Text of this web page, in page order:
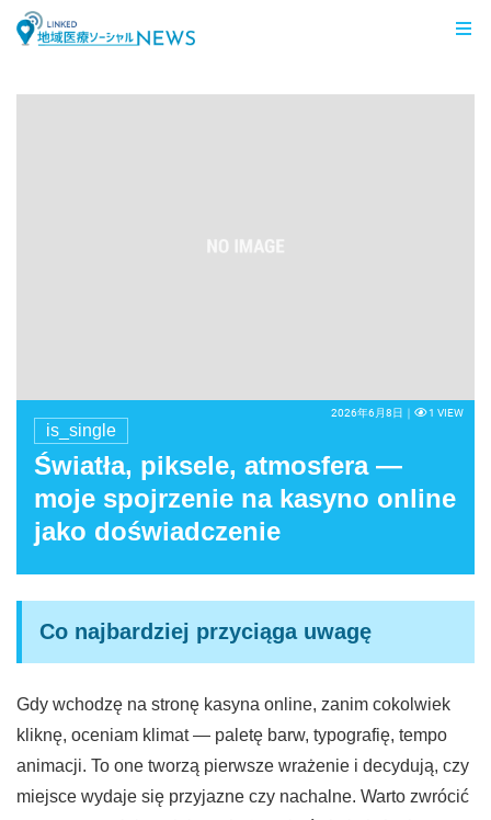
LINKED 地域医療ソーシャルNEWS
is_single
Światła, piksele, atmosfera —
moje spojrzenie na kasyno online
jako doświadczenie
2026年6月8日｜ 1 VIEW
Co najbardziej przyciąga uwagę
Gdy wchodzę na stronę kasyna online, zanim cokolwiek
kliknę, oceniam klimat — paletę barw, typografię, tempo
animacji. To one tworzą pierwsze wrażenie i decydują, czy
miejsce wydaje się przyjazne czy nachalne. Warto zwrócić